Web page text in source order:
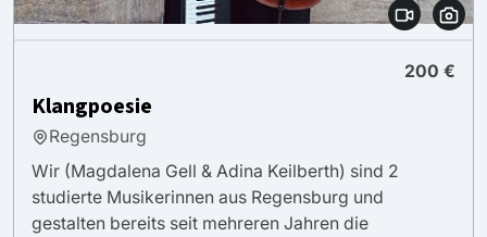
200 €
Klangpoesie
Regensburg
Wir (Magdalena Gell & Adina Keilberth) sind 2
studierte Musikerinnen aus Regensburg und
gestalten bereits seit mehreren Jahren die